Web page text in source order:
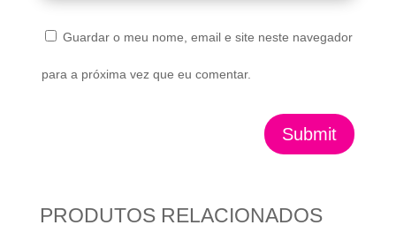
Guardar o meu nome, email e site neste navegador
para a próxima vez que eu comentar.
Submit
PRODUTOS RELACIONADOS